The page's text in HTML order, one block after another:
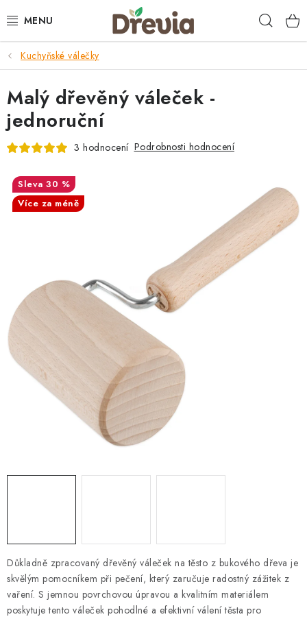
na
SVATBA 💍
DÁRKY
KRABIČKY
DEKORACE
PRO FIRMY
NOVINKY
VÝPRODEJ 🔥
Hodnocení obchodu
Stav objednávky
Reklamace a vrácení zboží
Jak nakupovat
Kuchyňské válečky
Důkladně zpracovaný dřevěný váleček na těsto z bukového dřeva je
skvělým pomocníkem při pečení, který zaručuje radostný zážitek z
vaření. S jemnou povrchovou úpravou a kvalitním materiálem
poskytuje tento váleček pohodlné a efektivní válení těsta pro
Malý dřevěný váleček -
jednoruční
3 hodnocení Podrobnosti hodnocení
30 %
Více za méně